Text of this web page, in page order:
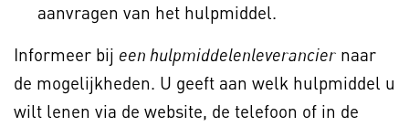
aanvragen van het hulpmiddel.
Informeer bij een hulpmiddelenleverancier naar
de mogelijkheden. U geeft aan welk hulpmiddel u
wilt lenen via de website, de telefoon of in de